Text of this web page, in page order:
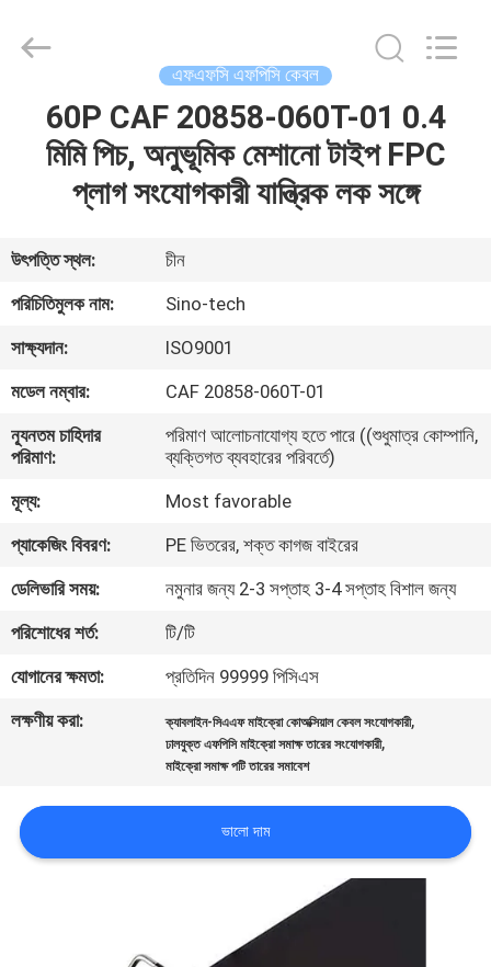
ভিডিও
সম্বন্ধে
কারখানা
গুণমান
নিয়ন্ত্রণ
যোগাযোগ
খবর
Technology
Reserved.
এফএফসি এফপিসি কেবল
60P CAF 20858-060T-01 0.4
মিমি পিচ, অনুভূমিক মেশানো টাইপ FPC
প্লাগ সংযোগকারী যান্ত্রিক লক সঙ্গে
উৎপত্তি স্থল:
চীন
পরিচিতিমুলক নাম:
Sino-tech
সাক্ষ্যদান:
ISO9001
মডেল নম্বার:
CAF 20858-060T-01
ন্যূনতম চাহিদার
পরিমাণ:
পরিমাণ আলোচনাযোগ্য হতে পারে ((শুধুমাত্র কোম্পানি,
ব্যক্তিগত ব্যবহারের পরিবর্তে)
মূল্য:
Most favorable
প্যাকেজিং বিবরণ:
PE ভিতরের, শক্ত কাগজ বাইরের
ডেলিভারি সময়:
নমুনার জন্য 2-3 সপ্তাহ 3-4 সপ্তাহ বিশাল জন্য
পরিশোধের শর্ত:
টি/টি
যোগানের ক্ষমতা:
প্রতিদিন 99999 পিসিএস
লক্ষণীয় করা:
ক্যাবলাইন-সিএএফ মাইক্রো কোঅক্সিয়াল কেবল সংযোগকারী,
ঢালযুক্ত এফপিসি মাইক্রো সমাক্ষ তারের সংযোগকারী,
মাইক্রো সমাক্ষ পটি তারের সমাবেশ
ভালো দাম